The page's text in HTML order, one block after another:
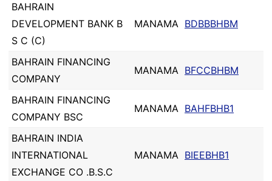
BAHRAIN
DEVELOPMENT BANK B
S C (C)
MANAMA BDBBBHBM
BAHRAIN FINANCING
COMPANY
MANAMA BFCCBHBM
BAHRAIN FINANCING
COMPANY BSC
MANAMA BAHFBHB1
BAHRAIN INDIA
INTERNATIONAL
EXCHANGE CO .B.S.C
MANAMA BIEEBHB1